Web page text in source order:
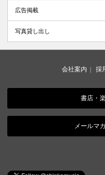
広告掲載
写真貸し出し
会社案内 | 採
書店・
メールマ